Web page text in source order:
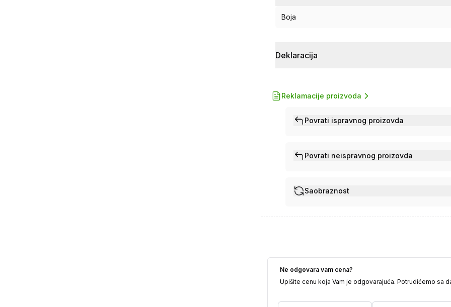
Boja
Deklaracija
Reklamacije proizvoda
Povrati ispravnog proizovda
Povrati neispravnog proizovda
Saobraznost
Ne odgovara vam cena?
Upišite cenu koja Vam je odgovarajuća. Potrudićemo sa